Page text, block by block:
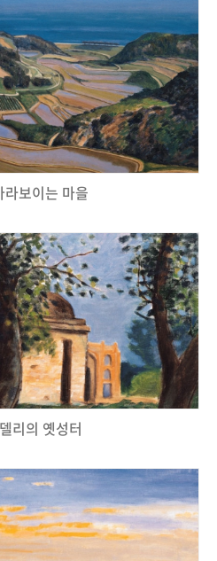
라보이는 마을
리의 옛성터